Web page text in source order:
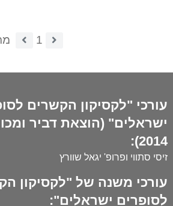
1
עורכי "לקסיקון הקשרים
ישראלים" (הוצאת דביר
2014):
זיסי סתווי ופרופ' יגאל שוורץ
עורכי משנה של "לקסיקון
לסופרים ישראלים":